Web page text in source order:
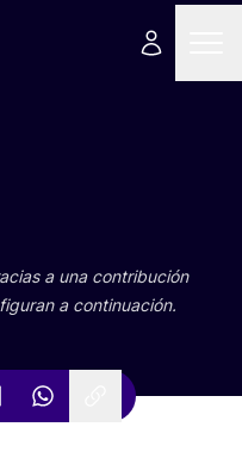
a una con­tri­bu­ción
a continuación.